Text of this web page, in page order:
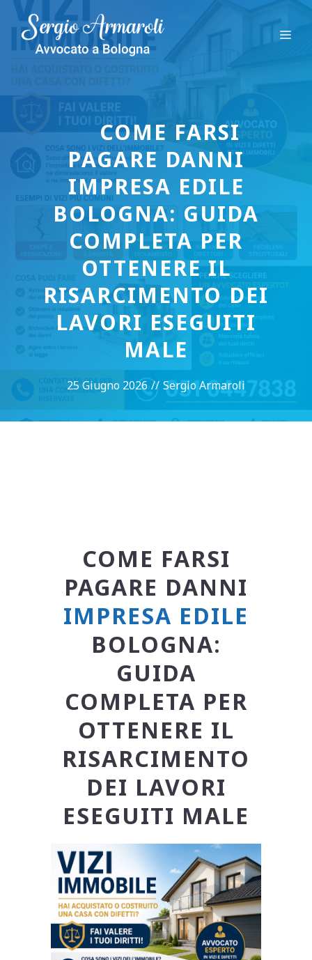
Vai
contenuto
COME FARSI
PAGARE DANNI
IMPRESA EDILE
BOLOGNA: GUIDA
COMPLETA PER
OTTENERE IL
RISARCIMENTO DEI
LAVORI ESEGUITI
MALE
25 Giugno 2026 // Sergio Armaroli
COME FARSI
PAGARE DANNI
IMPRESA EDILE
BOLOGNA:
GUIDA
COMPLETA PER
OTTENERE IL
RISARCIMENTO
DEI LAVORI
ESEGUITI MALE